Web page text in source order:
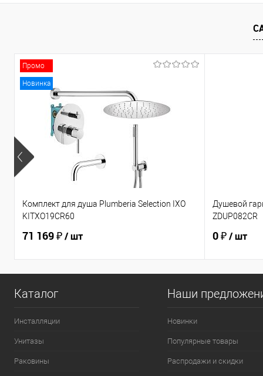
Промо
Новинка
Комплект для душа Plumberia Selection IXO
KITXO19CR60
71 169 ₽/ шт
Душевой
ZDUP082CR
0 ₽/ шт
Каталог
Инсталляции
Унитазы
Раковины
Наши
Новинки
Популярные товары
Распродажи и скидки